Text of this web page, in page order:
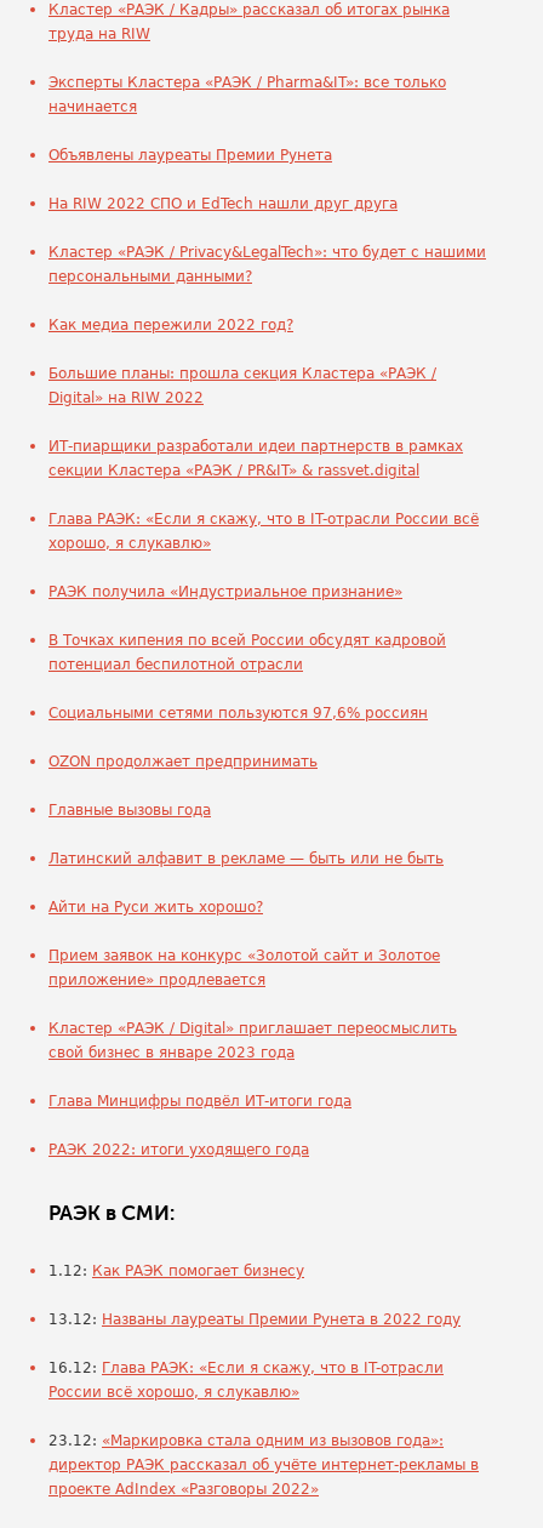
Кластер «РАЭК / Кадры» рассказал об итогах рынка
труда на RIW
Эксперты Кластера «РАЭК / Pharma&IT»: все только
начинается
Объявлены лауреаты Премии Рунета
На RIW 2022 СПО и EdTech нашли друг друга
Кластер «РАЭК / Privacy&LegalTech»: что будет с нашими
персональными данными?
Как медиа пережили 2022 год?
Большие планы: прошла секция Кластера «РАЭК /
Digital» на RIW 2022
ИТ-пиарщики разработали идеи партнерств в рамках
секции Кластера «РАЭК / PR&IT» & rassvet.digital
Глава РАЭК: «Если я скажу, что в IT-отрасли России всё
хорошо, я слукавлю»
РАЭК получила «Индустриальное признание»
В Точках кипения по всей России обсудят кадровой
потенциал беспилотной отрасли
Социальными сетями пользуются 97,6% россиян
OZON продолжает предпринимать
Главные вызовы года
Латинский алфавит в рекламе — быть или не быть
Айти на Руси жить хорошо?
Прием заявок на конкурс «Золотой сайт и Золотое
приложение» продлевается
Кластер «РАЭК / Digital» приглашает переосмыслить
свой бизнес в январе 2023 года
Глава Минцифры подвёл ИТ-итоги года
РАЭК 2022: итоги уходящего года
РАЭК в СМИ:
1.12: Как РАЭК помогает бизнесу
13.12: Названы лауреаты Премии Рунета в 2022 году
16.12: Глава РАЭК: «Если я скажу, что в IT-отрасли
России всё хорошо, я слукавлю»
23.12: «Маркировка стала одним из вызовов года»:
директор РАЭК рассказал об учёте интернет-рекламы в
проекте AdIndex «Разговоры 2022»